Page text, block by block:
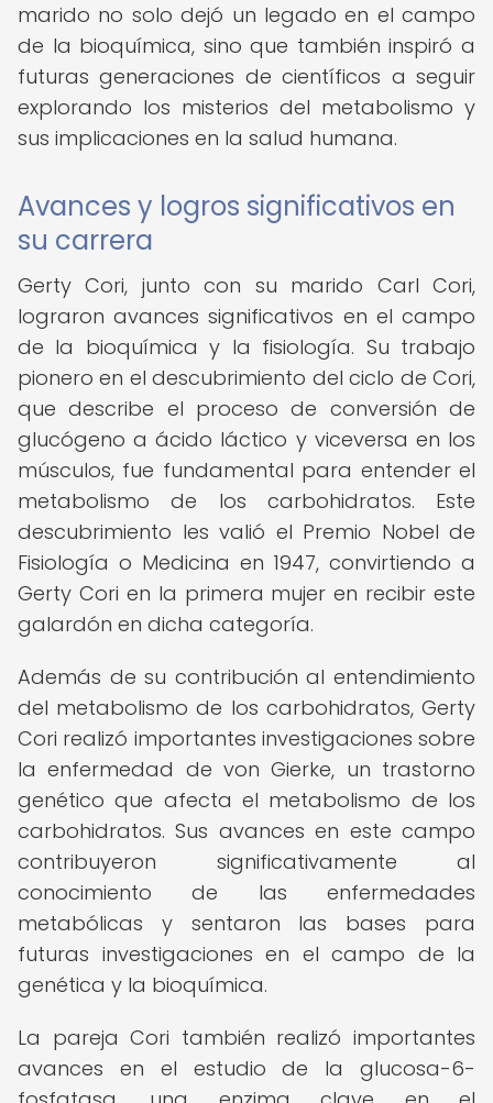
marido no solo dejó un legado en el campo
de la bioquímica, sino que también inspiró a
futuras generaciones de científicos a seguir
explorando los misterios del metabolismo y
sus implicaciones en la salud humana.
Avances y logros significativos en
su carrera
Gerty Cori, junto con su marido Carl Cori,
lograron avances significativos en el campo
de la bioquímica y la fisiología. Su trabajo
pionero en el descubrimiento del ciclo de Cori,
que describe el proceso de conversión de
glucógeno a ácido láctico y viceversa en los
músculos, fue fundamental para entender el
metabolismo de los carbohidratos. Este
descubrimiento les valió el Premio Nobel de
Fisiología o Medicina en 1947, convirtiendo a
Gerty Cori en la primera mujer en recibir este
galardón en dicha categoría.
Además de su contribución al entendimiento
del metabolismo de los carbohidratos, Gerty
Cori realizó importantes investigaciones sobre
la enfermedad de von Gierke, un trastorno
genético que afecta el metabolismo de los
carbohidratos. Sus avances en este campo
contribuyeron significativamente al
conocimiento de las enfermedades
metabólicas y sentaron las bases para
futuras investigaciones en el campo de la
genética y la bioquímica.
La pareja Cori también realizó importantes
avances en el estudio de la glucosa-6-